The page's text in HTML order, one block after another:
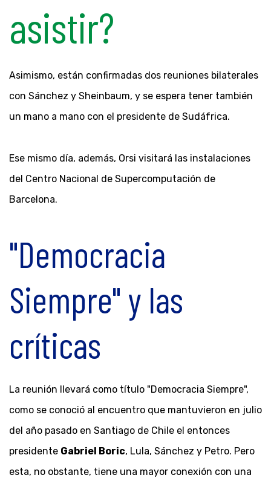
asistir?
Asimismo, están confirmadas dos reuniones bilaterales
con Sánchez y Sheinbaum, y se espera tener también
un mano a mano con el presidente de Sudáfrica.
Ese mismo día, además, Orsi visitará las instalaciones
del Centro Nacional de Supercomputación de
Barcelona.
"Democracia
Siempre" y las
críticas
La reunión llevará como título "Democracia Siempre",
como se conoció al encuentro que mantuvieron en julio
del año pasado en Santiago de Chile el entonces
presidente Gabriel Boric, Lula, Sánchez y Petro. Pero
esta, no obstante, tiene una mayor conexión con una